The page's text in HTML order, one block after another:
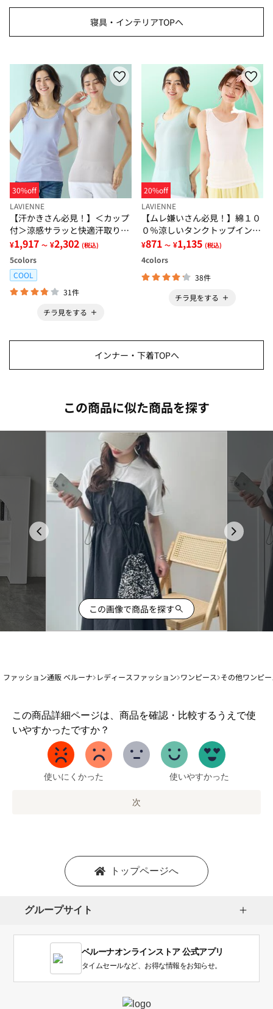
寝具・インテリアTOPへ
30%off
LAVIENNE
【汗かきさん必見！】＜カップ
付＞涼感サラッと快適汗取りタ
ンクトップインナー＜さらりラ
ボ＞
¥1,917 ～ ¥2,302 (税込)
5colors
COOL
31件
チラ見をする
20%off
LAVIENNE
【ムレ嫌いさん必見！】綿１０
０％涼しいタンクトップインナ
ー＜さらりラボ＞
¥871 ～ ¥1,135 (税込)
4colors
38件
チラ見をする
インナー・下着TOPへ
この商品に似た商品を探す
この画像で商品を探す
ファッション通販 ベルーナ レディースファッション ワンピース その他ワンピ
この商品詳細ページは、商品を確認・比較するうえで使
いやすかったですか？
1
か
い
使いにくかった 使いやすかった
次
トップページへ
グループサイト
ベルーナオンラインストア 公式アプリ
タイムセールなど、お得な情報をお知らせ。